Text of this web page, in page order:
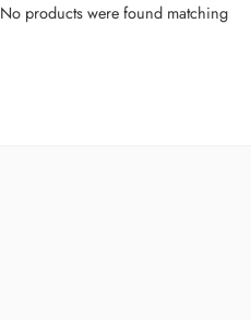
No products were found matching